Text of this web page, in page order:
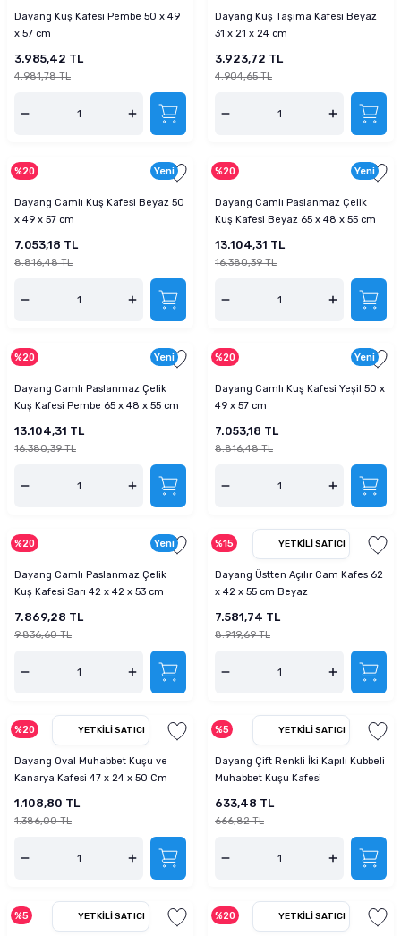
Dayang Kuş Kafesi Pembe 50 x 49
x 57 cm
3.985,42 TL
4.981,78 TL
Dayang Kuş Taşıma Kafesi Beyaz
31 x 21 x 24 cm
3.923,72 TL
4.904,65 TL
%20 Yeni
Dayang Camlı Kuş Kafesi Beyaz 50
x 49 x 57 cm
7.053,18 TL
8.816,48 TL
%20 Yeni
Dayang Camlı Paslanmaz Çelik
Kuş Kafesi Beyaz 65 x 48 x 55 cm
13.104,31 TL
16.380,39 TL
%20 Yeni
Dayang Camlı Paslanmaz Çelik
Kuş Kafesi Pembe 65 x 48 x 55 cm
13.104,31 TL
16.380,39 TL
%20 Yeni
Dayang Camlı Kuş Kafesi Yeşil 50 x
49 x 57 cm
7.053,18 TL
8.816,48 TL
%20 Yeni
Dayang Camlı Paslanmaz Çelik
Kuş Kafesi Sarı 42 x 42 x 53 cm
7.869,28 TL
9.836,60 TL
%15 YETKILI SATICI
Dayang Üstten Açılır Cam Kafes 62
x 42 x 55 cm Beyaz
7.581,74 TL
8.919,69 TL
%20 YETKILI SATICI
Dayang Oval Muhabbet Kuşu ve
Kanarya Kafesi 47 x 24 x 50 Cm
1.108,80 TL
1.386,00 TL
%5 YETKILI SATICI
Dayang Çift Renkli İki Kapılı Kubbeli
Muhabbet Kuşu Kafesi
633,48 TL
666,82 TL
%5 YETKILI SATICI %20 YETKILI SATICI